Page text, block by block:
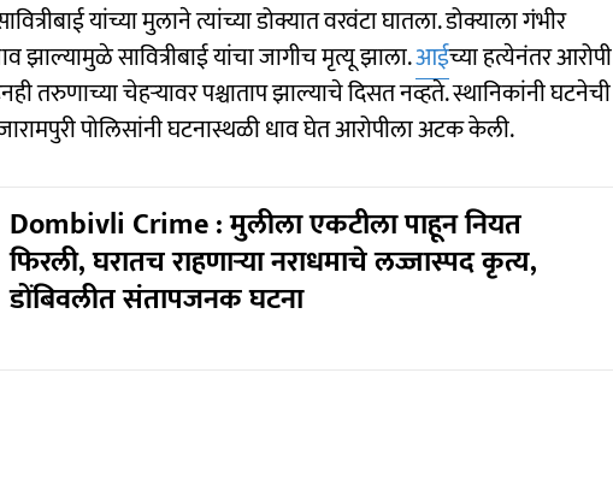
यांच्या मुलाने त्यांच्या डोक्यात वरवंटा घातला. डोक्याला गंभीर
झाल्यामुळे सावित्रीबाई यांचा जागीच मृत्यू झाला.आईच्या हत्येनंतर आरोपी
तरुणाच्या चेहऱ्यावर पश्चाताप झाल्याचे दिसत नव्हते. स्थानिकांनी घटनेची
पोलिसांनी घटनास्थळी धाव घेत आरोपीला अटक केली.
Dombivli Crime : मुलीला एकटीला पाहून नियत
फिरली, घरातच राहणाऱ्या नराधमाचे लज्जास्पद कृत्य,
डोंबिवलीत संतापजनक घटना